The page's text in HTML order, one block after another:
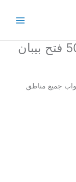
فتح اقفال الدسمه 50572089 فتح بيبان
جميع مناطق